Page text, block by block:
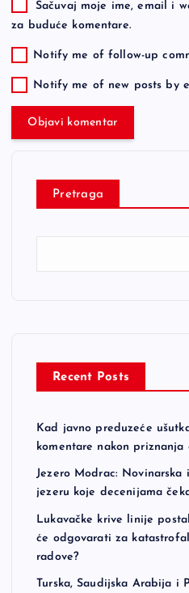
Sačuvaj moje ime, email i
za buduće komentare.
Notify me of follow-up
Notify me of new posts by
Pretraga
Recent Posts
Kad javno preduzeće
komentare nakon priznanja
Jezero Modrac:
jezeru koje decenijama
Lukavačke krive linije
će odgovarati za
radove?
Turska, Saudijska Arabija i